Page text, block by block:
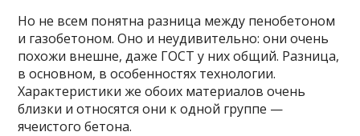
Но не всем понятна разница между пенобетоном
и газобетоном. Оно и неудивительно: они очень
похожи внешне, даже ГОСТ у них общий. Разница,
в основном, в особенностях технологии.
Характеристики же обоих материалов очень
близки и относятся они к одной группе —
ячеистого бетона.